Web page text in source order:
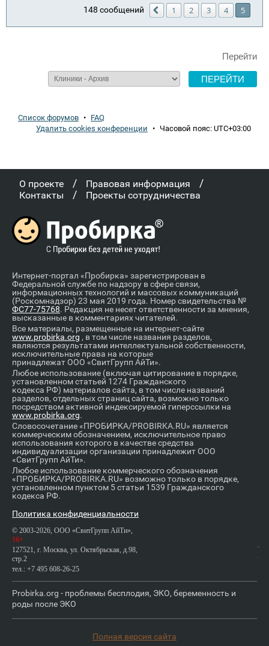
148 сообщений Пред.
1 2 3 4 5
Перейти
Список форумов • FAQ
Удалить cookies конференции • Часовой пояс: UTC+03:00
О проекте / Правовая информация /
Контакты / Проекты сотрудничества
Интернет-портал «Пробирка» зарегистрирован в
Федеральной службе по надзору в сфере связи,
информационных технологий и массовых коммуникаций
(Роскомнадзор) 23 мая 2019 года. Номер свидетельства №
ФС77-75768. Редакция не несет ответственности за мнения,
высказанные в комментариях читателей.
Все материалы, размещенные на интернет-сайте
www.probirka.org , в том числе названия разделов,
являются результатами интеллектуальной собственности,
исключительные права на которые
принадлежат ООО «СвитГрупп АйТи».
Любое использование (включая цитирование в порядке,
установленном статьей 1274 Гражданского
кодекса РФ) материалов сайта, в том числе названий
разделов, отдельных страниц сайта, возможно только
посредством активной индексируемой гиперссылки на
www.probirka.org.
Словосочетание «ПРОБИРКА/PROBIRKA.RU» является
коммерческим обозначением, исключительное право
использования которого в качестве средства
индивидуализации организации принадлежит ООО
«СвитГрупп АйТи».
Любое использование коммерческого обозначения
«ПРОБИРКА/PROBIRKA.RU» возможно только в порядке,
установленном пунктом 5 статьи 1539 Гражданского
кодекса РФ.
Политика конфиденциальности
© 2003-2026, ООО «СвитГрупп АйТи»,
16+
127521, г. Москва, ул. Октябрьская, д.98,
стр.2
тел.: +7 495 608-26-25
Probirka.org - проблемы бесплодия, ЭКО, беременность и
роды после ЭКО
Полная версия сайта